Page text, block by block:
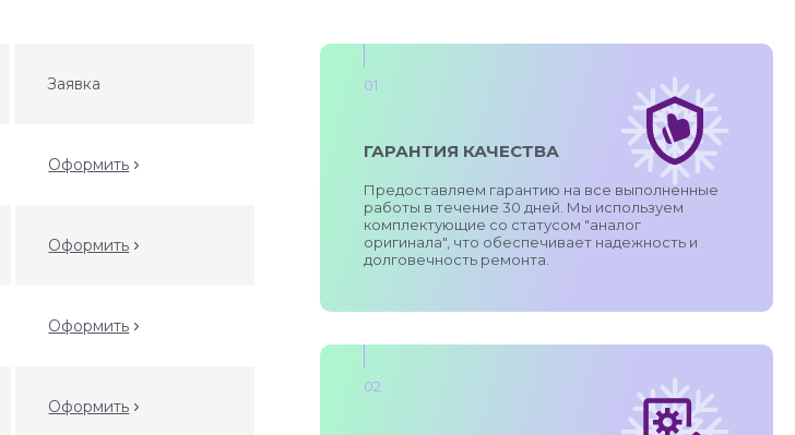
Заявка
Оформить
Оформить
Оформить
Оформить
01
ГАРАНТИЯ КАЧЕСТВА
Предоставляем гарантию на все выполненные
работы в течение 30 дней. Мы используем
комплектующие со статусом "аналог
оригинала", что обеспечивает надежность и
долговечность ремонта.
02